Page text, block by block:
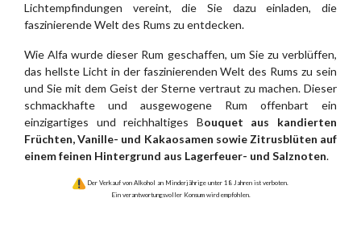
Lichtempfindungen vereint, die Sie dazu einladen, die
faszinierende Welt des Rums zu entdecken.
Wie Alfa wurde dieser Rum geschaffen, um Sie zu verblüffen,
das hellste Licht in der faszinierenden Welt des Rums zu sein
und Sie mit dem Geist der Sterne vertraut zu machen. Dieser
schmackhafte und ausgewogene Rum offenbart ein
einzigartiges und reichhaltiges Bouquet aus kandierten
Früchten, Vanille- und Kakaosamen sowie Zitrusblüten auf
einem feinen Hintergrund aus Lagerfeuer- und Salznoten.
Der Verkauf von Alkohol an Minderjährige unter 18 Jahren ist verboten.
Ein verantwortungsvoller Konsum wird empfohlen.